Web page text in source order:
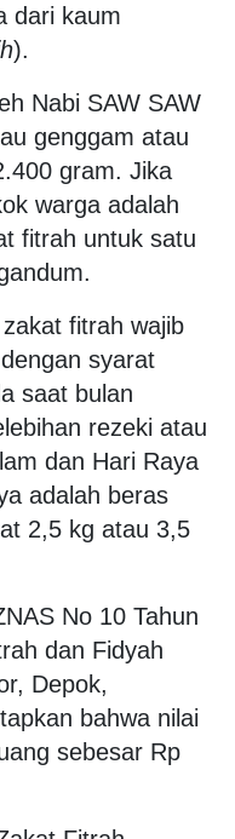
dari kaum
).
Nabi SAW SAW
genggam atau
gram. Jika
warga adalah
fitrah untuk satu
fitrah wajib
syarat
saat bulan
rezeki atau
dan Hari Raya
adalah beras
2,5 kg atau 3,5
No 10 Tahun
dan Fidyah
Depok,
bahwa nilai
sebesar Rp